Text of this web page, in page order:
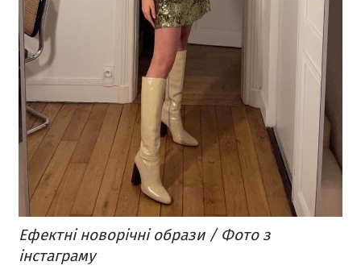
Ефектні новорічні образи / Фото з
інстаграму